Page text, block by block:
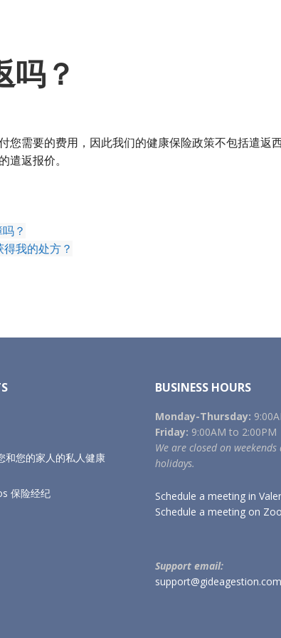
吗？
您需要的费用，因此我们的健康保险政策不包括遣返
遣返报价。
？
我的处方？
和您的家人的私人健康
保险经纪
BUSINESS HOURS
Monday-Thursday:
Friday: 9:00AM to 2:00PM
We are closed on
holidays.
Schedule a meeting in
Schedule a meeting on
Support email:
support@gideagestion.com